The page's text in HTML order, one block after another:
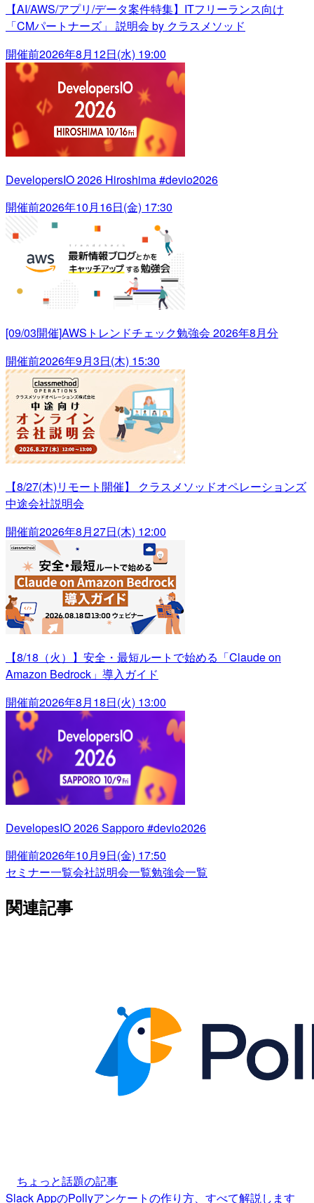
【AI/AWS/アプリ/データ案件特集】ITフリーランス向け
「CMパートナーズ」 説明会 by クラスメソッド
開催前2026年8月12日(水) 19:00
DevelopersIO 2026 Hiroshima #devio2026
開催前2026年10月16日(金) 17:30
[09/03開催]AWSトレンドチェック勉強会 2026年8月分
開催前2026年9月3日(木) 15:30
【8/27(木)リモート開催】 クラスメソッドオペレーションズ
中途会社説明会
開催前2026年8月27日(木) 12:00
【8/18（火）】安全・最短ルートで始める「Claude on
Amazon Bedrock」導入ガイド
開催前2026年8月18日(火) 13:00
DevelopesIO 2026 Sapporo #devio2026
開催前2026年10月9日(金) 17:50
セミナー一覧会社説明会一覧勉強会一覧
関連記事
ちょっと話題の記事
Slack AppのPollyアンケートの作り方、すべて解説します